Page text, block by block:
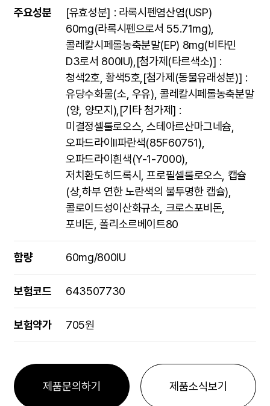
주요성분
[유효성분] : 라록시펜염산염(USP)
60mg(라록시펜으로서 55.71mg),
콜레칼시페롤농축분말(EP) 8mg(비타민
D3로서 800IU),[첨가제(타르색소)] :
청색2호, 황색5호,[첨가제(동물유래성분)] :
유당수화물(소, 우유), 콜레칼시페롤농축분말
(양, 양모지),[기타 첨가제] :
미결정셀룰로오스, 스테아르산마그네슘,
오파드라이II파란색(85F60751),
오파드라이흰색(Y-1-7000),
저치환도히드록시, 프로필셀룰로오스, 캡슐
(상,하부 연한 노란색의 불투명한 캡슐),
콜로이드성이산화규소, 크로스포비돈,
포비돈, 폴리소르베이트80
함량 60mg/800IU
보험코드 643507730
보험약가 705원
제품문의하기 제품소식보기